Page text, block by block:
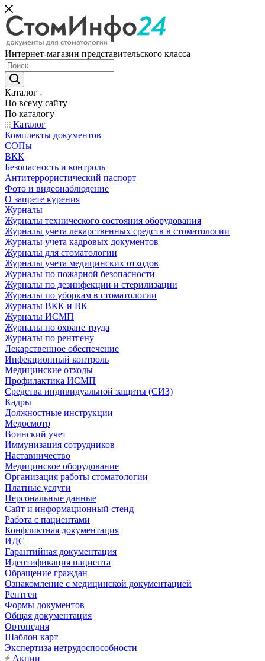
Интернет-магазин представительского класса
Каталог
По всему сайту
По каталогу
Каталог
Комплекты документов
СОПы
ВКК
Безопасность и контроль
Антитеррористический паспорт
Фото и видеонаблюдение
О запрете курения
Журналы
Журналы технического состояния оборудования
Журналы учета лекарственных средств в стоматологии
Журналы учета кадровых документов
Журналы для стоматологии
Журналы учета медицинских отходов
Журналы по пожарной безопасности
Журналы по дезинфекции и стерилизации
Журналы по уборкам в стоматологии
Журналы ВКК и ВК
Журналы ИСМП
Журналы по охране труда
Журналы по рентгену
Лекарственное обеспечение
Инфекционный контроль
Медицинские отходы
Профилактика ИСМП
Средства индивидуальной защиты (СИЗ)
Кадры
Должностные инструкции
Медосмотр
Воинский учет
Иммунизация сотрудников
Наставничество
Медицинское оборудование
Организация работы стоматологии
Платные услуги
Персональные данные
Сайт и информационный стенд
Работа с пациентами
Конфликтная документация
ИДС
Гарантийная документация
Идентификация пациента
Обращение граждан
Ознакомление с медицинской документацией
Рентген
Формы документов
Общая документация
Ортопедия
Шаблон карт
Экспертиза нетрудоспособности
Акции